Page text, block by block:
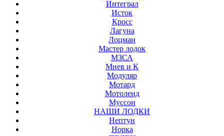
Интеграл
Исток
Кросс
Лагуна
Лоцман
Мастер лодок
МЗСА
Мнев и К
Модуляр
Мотард
Мотоленд
Муссон
НАШИ ЛОДКИ
Нептун
Норка